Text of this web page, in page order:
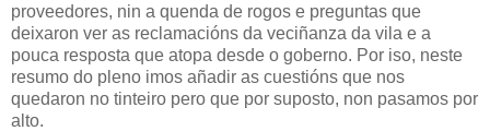
proveedores, nin a quenda de rogos e preguntas que
deixaron ver as reclamacións da veciñanza da vila e a
pouca resposta que atopa desde o goberno. Por iso, neste
resumo do pleno imos añadir as cuestións que nos
quedaron no tinteiro pero que por suposto, non pasamos por
alto.